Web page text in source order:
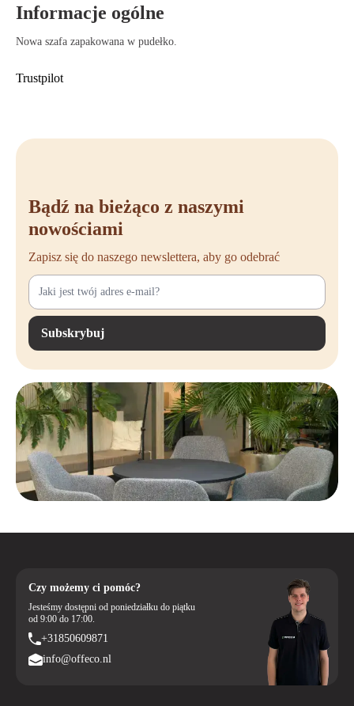
Informacje ogólne
Nowa szafa zapakowana w pudełko.
Trustpilot
Bądź na bieżąco z naszymi
nowościami
Zapisz się do naszego newslettera, aby go odebrać
Subskrybuj
Czy możemy ci pomóc?
Jesteśmy dostępni od poniedziałku do piątku
od 9:00 do 17:00.
+31850609871
info@offeco.nl